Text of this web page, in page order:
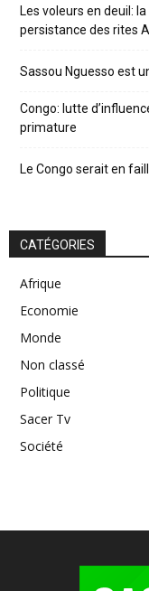
Les voleurs en deuil:
persistance des rites
Sassou Nguesso est
Congo: lutte
primature
Le Congo serait en
CATÉGORIES
Afrique
Economie
Monde
Non classé
Politique
Sacer Tv
Société